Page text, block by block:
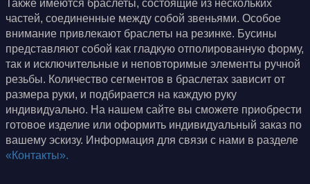
Также имеются браслеты, состоящие из нескольких
частей, соединенные между собой звеньями. Особое
внимание привлекают браслеты на резинке. Бусины
представляют собой как гладкую отполированную форму,
так и исключительные и неповторимые элементы ручной
резьбы. Количество сегментов в браслетах зависит от
размера руки, и подбирается на каждую руку
индивидуально. На нашем сайте вы сможете приобрести
готовое изделие или оформить индивидуальный заказ по
вашему эскизу. Информация для связи с нами в разделе
«Контакты».